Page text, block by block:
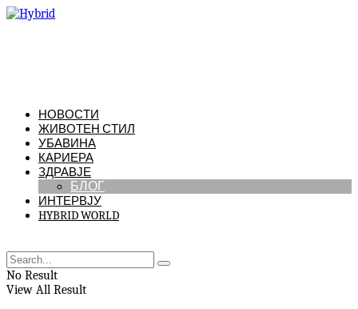
НОВОСТИ
ЖИВОТЕН СТИЛ
УБАВИНА
КАРИЕРА
ЗДРАВЈЕ
БЛОГ
ИНТЕРВЈУ
HYBRID WORLD
No Result
View All Result